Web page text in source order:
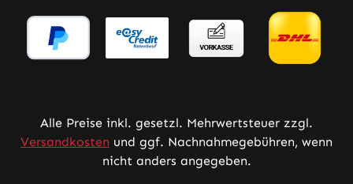
Alle Preise inkl. gesetzl. Mehrwertsteuer zzgl.
Versandkosten und ggf. Nachnahmegebühren, wenn
nicht anders angegeben.